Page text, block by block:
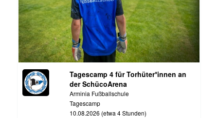
Tagescamp 4 für Torhüter*innen an
der SchücoArena
Arminia Fußballschule
Tagescamp
10.08.2026 (etwa 4 Stunden)